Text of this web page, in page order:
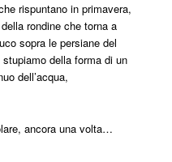
rispuntano in primavera,
rondine che torna a
sopra le persiane del
della forma di un
dell’acqua,
ancora una volta…